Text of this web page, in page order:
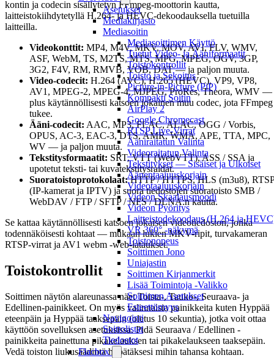
Asetukset
Mediakirjasto
Mediasoitin
Mediasoittimen Käyttö
Tuetut Video- ja Ääniformaatit
Toistokontrollit
Toisto ja Sekoitus
Picture-in-Picture (PiP)
Kompakti Soitin
AirPlay 2
Google Chromecast
RTSP Live-Virrat
Ääniraitatun Valinta
Videoraitatun Valinta
Tekstitykset — Sisäiset ja Ulkoiset
Äänentaajuuskorjain
Videotaajuuskorjain
Videon Skaalausmoodi
Videon Pyöritys
Laitteistodekoodaus (H.264 ja
VR 360° -näkymä
Toistonopeus
Soittimen Jono
Uniajastin
Soittimen Kirjanmerkit
Lisää Toimintoja -Valikko
Soittimen Asetukset
Esteettömyys
Navigointi
Soittolistat
Tiedostot
Flacbox
kontin ja codecin sisällytetyn FFmpeg-moottorin kautta,
laitteistokiihdytetyllä H.264- ja HEVC-dekoodauksella tuetuilla
laitteilla.
Videokonttit: MP4, M4V, MKV, MOV, AVI, FLV, WMV,
ASF, WebM, TS, M2TS, MTS, MPG, MPEG, OGV, 3GP,
3G2, F4V, RM, RMVB, VOB, DAT — ja paljon muuta.
Video-codecit: H.264 (AVC), H.265 (HEVC), VP9, VP8,
AV1, MPEG-2, MPEG-4, MJPEG, ProRes, Theora, WMV —
plus käytännöllisesti katsoen jokainen muu codec, jota FFmpeg
tukee.
Ääni-codecit: AAC, MP3, FLAC, ALAC, OGG / Vorbis,
OPUS, AC-3, EAC-3, DTS, AMR, WMA, APE, TTA, MPC,
WV — ja paljon muuta.
Tekstitysformaatit: SRT, VTT (WebVTT), ASS / SSA ja
upotetut teksti- tai kuvatekstitysraidat.
Suoratoistoprotokolaat:HTTP / HTTPS, HLS (m3u8), RTSP
(IP-kamerat ja IPTV) ja suora tiedostojen suoratoisto SMB /
WebDAV / FTP / SFTP / NFS / DLNA:n kautta.
Se kattaa käytännöllisesti katsoen jokaisen videotiedoston, jonka
todennäköisesti kohtaat — mukaan lukien MKV-ripit, turvakameran
RTSP-virrat ja AV1 webm -web-lataukset.
Toistokontrollit
Soittimen näytön alareunassa näet Toista-, Tauko-, Seuraava- ja
Edellinen-painikkeet. On myös valinnaisia painikkeita kuten Hyppää
eteenpäin ja Hyppää taaksepäin (oletus 10 sekuntia), jotka voit ottaa
käyttöön sovelluksen asetuksissa. Pidä Seuraava / Edellinen -
painikkeita painettuna pikakelauksen tai pikakelaukseen taaksepäin.
Vedä toiston liukusäädintä hypätäksesi mihin tahansa kohtaan.